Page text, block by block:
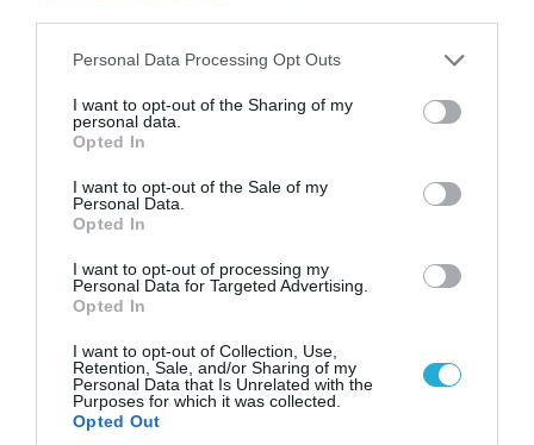
Please note that this website/app uses one or more Google
not limited to your visit or usage behaviour. You may click to
grant or deny consent to Google and its third-party tags to
use your data for below specified purposes in below Google
consent section.
Personal Data Processing Opt Outs
I want to opt-out of the Sharing of my
personal data.
Opted In
I want to opt-out of the Sale of my
Personal Data.
Opted In
I want to opt-out of processing my
Personal Data for Targeted Advertising.
Opted In
I want to opt-out of Collection, Use,
Retention, Sale, and/or Sharing of my
Personal Data that Is Unrelated with the
Purposes for which it was collected.
Opted Out
Ο Γιάννης Αλαφούζος «τέλειωσε» τον
Κωνσταντίνο Ζούλα από τον ΣΚΑΪ – Ο λόγος της
απομάκρυνσής του